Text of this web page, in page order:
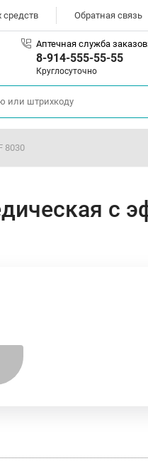
Обратная связь
Аптечная служба
8-914-555-55-55
Круглосуточно
8030
с